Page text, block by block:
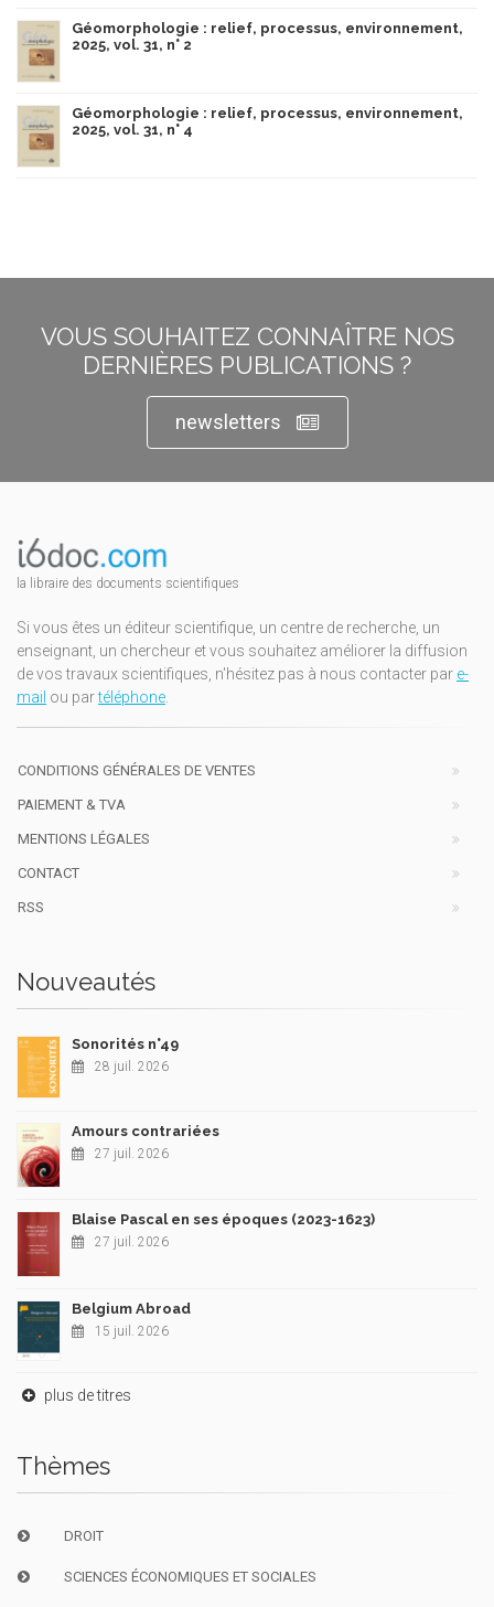
Géomorphologie : relief, processus, environnement,
2025, vol. 31, n° 2
Géomorphologie : relief, processus, environnement,
2025, vol. 31, n° 4
VOUS SOUHAITEZ CONNAÎTRE NOS
DERNIÈRES PUBLICATIONS ?
newsletters
la libraire des documents scientifiques
Si vous êtes un éditeur scientifique, un centre de recherche, un
enseignant, un chercheur et vous souhaitez améliorer la diffusion
de vos travaux scientifiques, n'hésitez pas à nous contacter par e-
mail ou partéléphone
CONDITIONS GÉNÉRALES DE VENTES
PAIEMENT & TVA
MENTIONS LÉGALES
CONTACT
RSS
Nouveautés
Sonorités n°49
28 juil. 2026
Amours contrariées
27 juil. 2026
Blaise Pascal en ses époques (2023-1623)
27 juil. 2026
Belgium Abroad
15 juil. 2026
plus de titres
Thèmes
DROIT
SCIENCES ÉCONOMIQUES ET SOCIALES